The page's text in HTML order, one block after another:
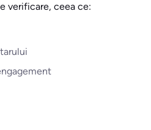
verificare, ceea ce: